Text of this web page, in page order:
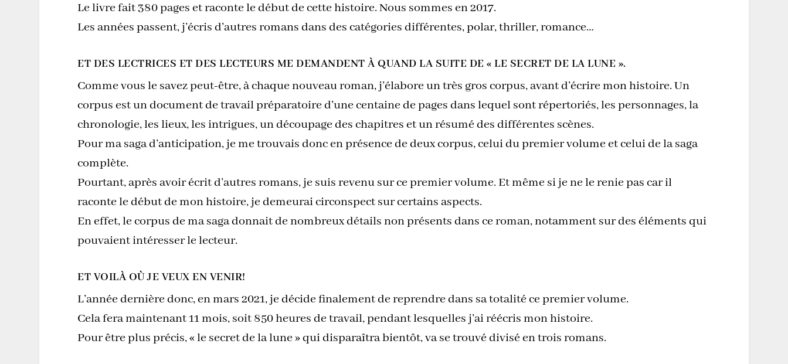
Le livre fait 380 pages et raconte le début de cette histoire. Nous sommes en 2017.
Les années passent, j’écris d’autres romans dans des catégories différentes, polar, thriller, romance…
ET DES LECTRICES ET DES LECTEURS ME DEMANDENT À QUAND LA SUITE DE « LE SECRET DE LA LUNE ».
Comme vous le savez peut-être, à chaque nouveau roman, j’élabore un très gros corpus, avant d’écrire mon histoire. Un
corpus est un document de travail préparatoire d’une centaine de pages dans lequel sont répertoriés, les personnages, la
chronologie, les lieux, les intrigues, un découpage des chapitres et un résumé des différentes scènes.
Pour ma saga d’anticipation, je me trouvais donc en présence de deux corpus, celui du premier volume et celui de la saga
complète.
Pourtant, après avoir écrit d’autres romans, je suis revenu sur ce premier volume. Et même si je ne le renie pas car il
raconte le début de mon histoire, je demeurai circonspect sur certains aspects.
En effet, le corpus de ma saga donnait de nombreux détails non présents dans ce roman, notamment sur des éléments qui
pouvaient intéresser le lecteur.
ET VOILÀ OÙ JE VEUX EN VENIR!
L’année dernière donc, en mars 2021, je décide finalement de reprendre dans sa totalité ce premier volume.
Cela fera maintenant 11 mois, soit 850 heures de travail, pendant lesquelles j’ai réécris mon histoire.
Pour être plus précis, « le secret de la lune » qui disparaîtra bientôt, va se trouvé divisé en trois romans.